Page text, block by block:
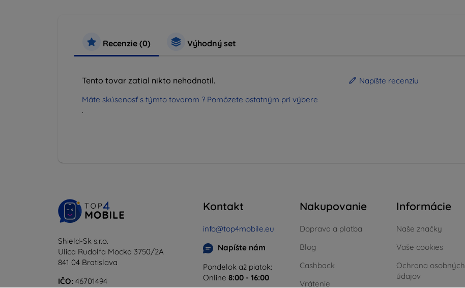
Recenzie (0) Výhodný set
Tento tovar zatial nikto nehodnotil.
Máte skúsenosť s týmto tovarom ? Pomôzete ostatným pri výbere
.
Napíšte recenziu
Shield-Sk s.r.o.
Ulica Rudolfa Mocka 3750/2A
841 04 Bratislava
IČO: 46701494
Kontakt
info@top4mobile.eu
Napíšte nám
Pondelok až piatok:
Online 8:00 - 16:00
Nakupovanie
Doprava a platba
Blog
Cashback
Vrátenie
Informácie
Naše značky
Vaše cookies
Ochrana osobných
údajov